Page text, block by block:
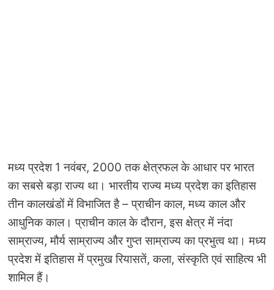
मध्य प्रदेश 1 नवंबर, 2000 तक क्षेत्रफल के आधार पर भारत
का सबसे बड़ा राज्य था। भारतीय राज्य मध्य प्रदेश का इतिहास
तीन कालखंडों में विभाजित है – प्राचीन काल, मध्य काल और
आधुनिक काल। प्राचीन काल के दौरान, इस क्षेत्र में नंदा
साम्राज्य, मौर्य साम्राज्य और गुप्त साम्राज्य का प्रभुत्व था। मध्य
प्रदेश में इतिहास में प्रमुख रियासतें, कला, संस्कृति एवं साहित्य भी
शामिल हैं।